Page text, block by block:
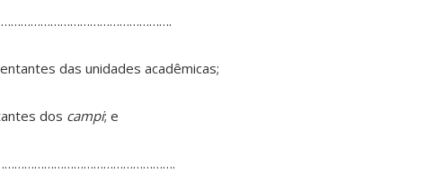
das unidades acadêmicas;
dos campi; e